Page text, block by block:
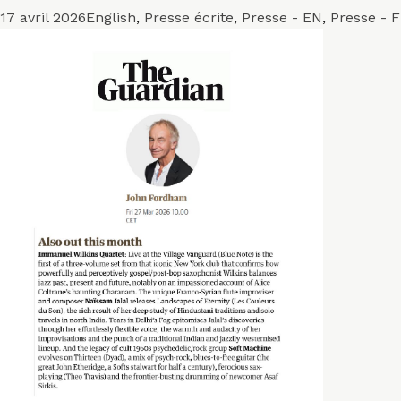
Publié
17 avril 2026Catégories
English, Presse écrite, Presse - EN, Presse -